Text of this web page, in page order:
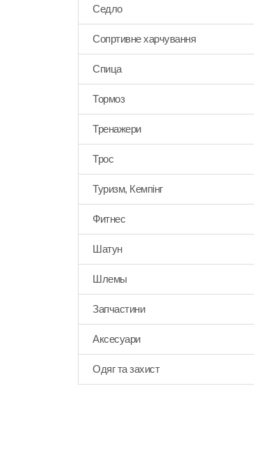
Седло
Сопртивне харчування
Спица
Тормоз
Тренажери
Трос
Туризм, Кемпінг
Фитнес
Шатун
Шлемы
Запчастини
Аксесуари
Одяг та захист